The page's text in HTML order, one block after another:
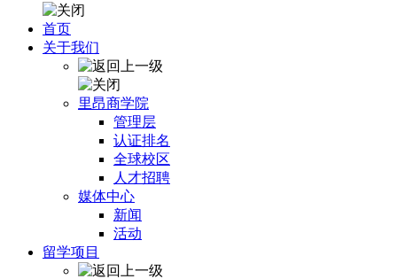
首页
关于我们
里昂商学院
管理层
认证排名
全球校区
人才招聘
媒体中心
新闻
活动
留学项目